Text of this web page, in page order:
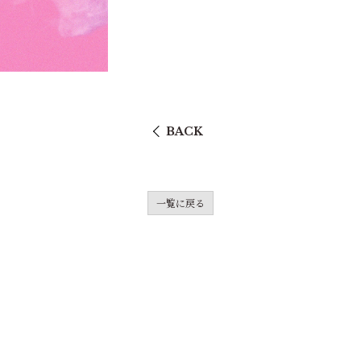
BACK
一覧に戻る